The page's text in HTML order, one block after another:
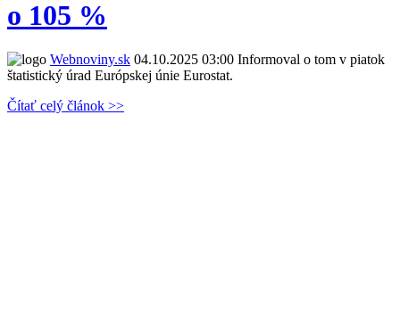
o 105 %
Webnoviny.sk 04.10.2025 03:00 Informoval o tom v piatok
štatistický úrad Európskej únie Eurostat.
Čítať celý článok >>